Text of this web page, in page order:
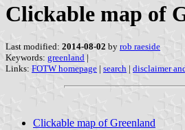
Clickable map of
Last modified: 2014-08-02 by rob raeside
Keywords: greenland |
Links: FOTW homepage | search | disclaimer
Clickable map of Greenland